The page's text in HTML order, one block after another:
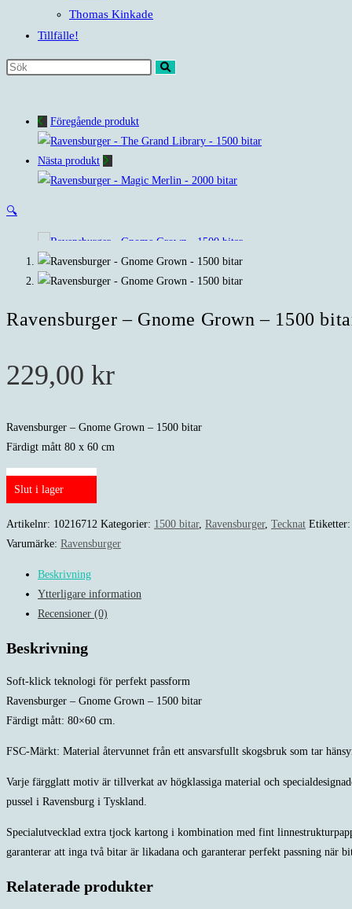
Thomas Kinkade
Tillfälle!
Sök
webbplats Föregående produkt
Nästa produkt
🔍
Ravensburger – Gnome Grown – 1500
229,00 kr
Ravensburger – Gnome Grown – 1500 bitar
Färdigt mått 80 x 60 cm
Slut i lager
Artikelnr: 10216712 Kategorier: 1500 bitar, Ravensburger, Tecknat
Varumärke: Ravensburger
Beskrivning
Ytterligare information
Recensioner (0)
Beskrivning
Soft-klick teknologi för perfekt passform
Ravensburger – Gnome Grown – 1500 bitar
Färdigt mått: 80×60 cm.
FSC-Märkt: Material återvunnet från ett ansvarsfullt skogsbruk som tar
Varje färgglatt motiv är tillverkat av högklassiga material och
pussel i Ravensburg i Tyskland.
Specialutvecklad extra tjock kartong i kombination med fint
garanterar att inga två bitar är likadana och garanterar perfekt passning
Relaterade produkter